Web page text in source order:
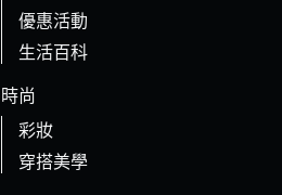
優惠活動
生活百科
時尚
彩妝
穿搭美學